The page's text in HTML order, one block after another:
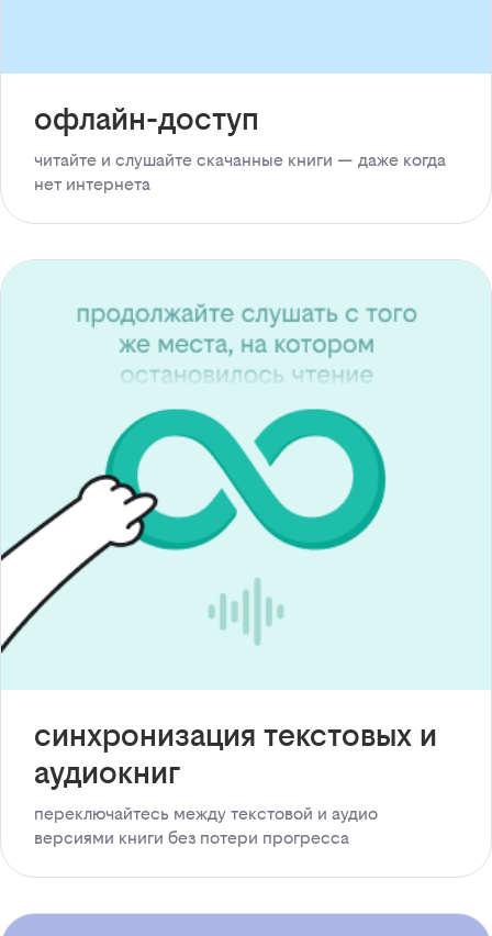
офлайн-доступ
читайте и слушайте скачанные книги — даже когда
нет интернета
синхронизация текстовых и
аудиокниг
переключайтесь между текстовой и аудио
версиями книги без потери прогресса